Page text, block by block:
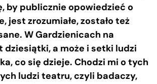
by publicznie opowiedzieć o
jest zrozumiałe, zostało też
W Gardzienicach na
dziesiątki, a może i setki ludzi
co się dzieje. Chodzi mi o tych
ludzi teatru, czyli badaczy,